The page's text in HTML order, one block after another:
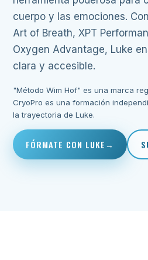
cuerpo y las emociones.
Art of Breath, XPT
Oxygen Advantage, Luke
clara y accesible.
"Método Wim Hof" es una marca
CryoPro es una formación
la trayectoria de Luke.
FÓRMATE CON LUKE